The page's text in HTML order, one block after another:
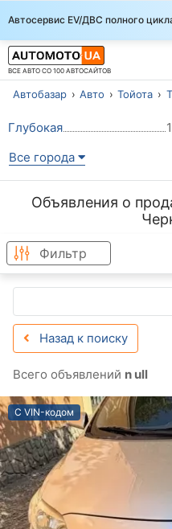
Автосервис EV/ДВС полного
ВСЕ АВТО СО 100 АВТОСАЙТОВ
Автобазар Авто Тойота
Глубокая 1
Все города
Объявления о
Фильтр
Назад к поиску
Всего объявлений n ull
С VIN-кодом